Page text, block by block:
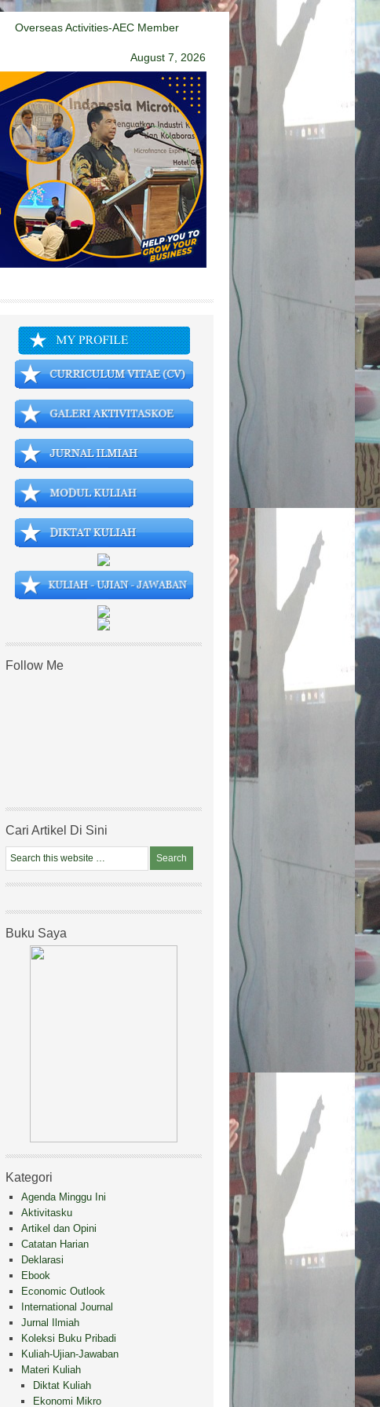
Overseas Activities-AEC Member
August 7, 2026
Follow Me
Cari Artikel Di Sini
Buku Saya
Kategori
Agenda Minggu Ini
Aktivitasku
Artikel dan Opini
Catatan Harian
Deklarasi
Ebook
Economic Outlook
International Journal
Jurnal Ilmiah
Koleksi Buku Pribadi
Kuliah-Ujian-Jawaban
Materi Kuliah
Diktat Kuliah
Ekonomi Mikro